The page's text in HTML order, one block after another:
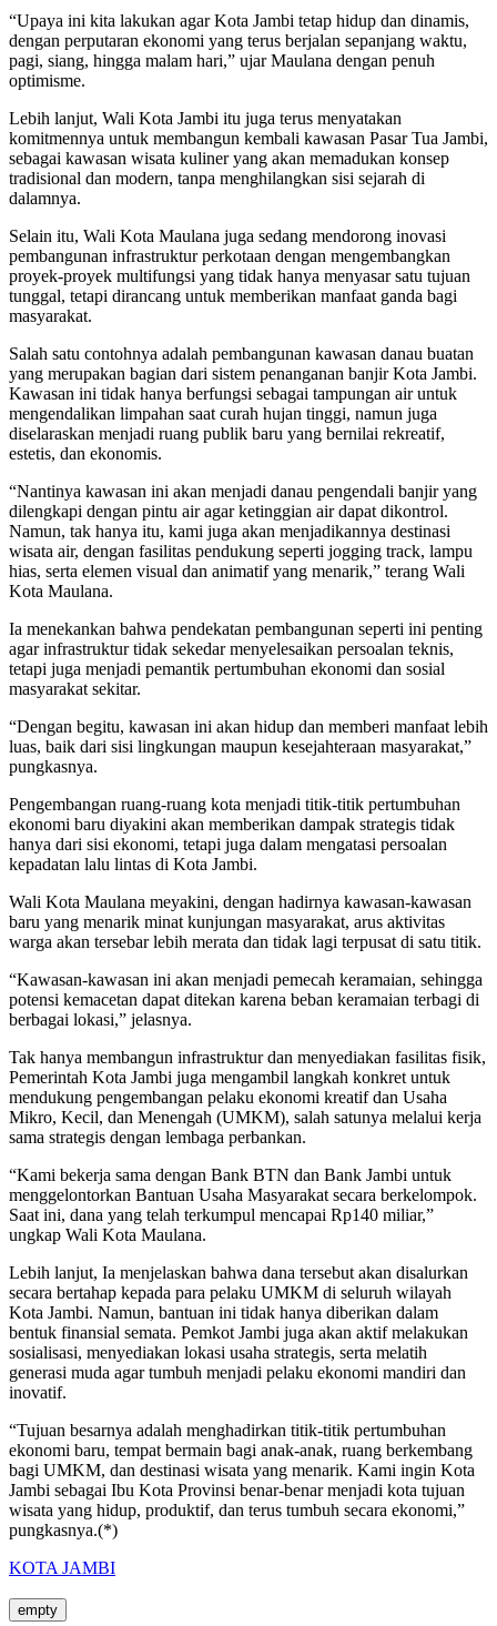
“Upaya ini kita lakukan agar Kota Jambi tetap hidup dan dinamis,
dengan perputaran ekonomi yang terus berjalan sepanjang waktu,
pagi, siang, hingga malam hari,” ujar Maulana dengan penuh
optimisme.
Lebih lanjut, Wali Kota Jambi itu juga terus menyatakan
komitmennya untuk membangun kembali kawasan Pasar Tua Jambi,
sebagai kawasan wisata kuliner yang akan memadukan konsep
tradisional dan modern, tanpa menghilangkan sisi sejarah di
dalamnya.
Selain itu, Wali Kota Maulana juga sedang mendorong inovasi
pembangunan infrastruktur perkotaan dengan mengembangkan
proyek-proyek multifungsi yang tidak hanya menyasar satu tujuan
tunggal, tetapi dirancang untuk memberikan manfaat ganda bagi
masyarakat.
Salah satu contohnya adalah pembangunan kawasan danau buatan
yang merupakan bagian dari sistem penanganan banjir Kota Jambi.
Kawasan ini tidak hanya berfungsi sebagai tampungan air untuk
mengendalikan limpahan saat curah hujan tinggi, namun juga
diselaraskan menjadi ruang publik baru yang bernilai rekreatif,
estetis, dan ekonomis.
“Nantinya kawasan ini akan menjadi danau pengendali banjir yang
dilengkapi dengan pintu air agar ketinggian air dapat dikontrol.
Namun, tak hanya itu, kami juga akan menjadikannya destinasi
wisata air, dengan fasilitas pendukung seperti jogging track, lampu
hias, serta elemen visual dan animatif yang menarik,” terang Wali
Kota Maulana.
Ia menekankan bahwa pendekatan pembangunan seperti ini penting
agar infrastruktur tidak sekedar menyelesaikan persoalan teknis,
tetapi juga menjadi pemantik pertumbuhan ekonomi dan sosial
masyarakat sekitar.
“Dengan begitu, kawasan ini akan hidup dan memberi manfaat lebih
luas, baik dari sisi lingkungan maupun kesejahteraan masyarakat,”
pungkasnya.
Pengembangan ruang-ruang kota menjadi titik-titik pertumbuhan
ekonomi baru diyakini akan memberikan dampak strategis tidak
hanya dari sisi ekonomi, tetapi juga dalam mengatasi persoalan
kepadatan lalu lintas di Kota Jambi.
Wali Kota Maulana meyakini, dengan hadirnya kawasan-kawasan
baru yang menarik minat kunjungan masyarakat, arus aktivitas
warga akan tersebar lebih merata dan tidak lagi terpusat di satu titik.
“Kawasan-kawasan ini akan menjadi pemecah keramaian, sehingga
potensi kemacetan dapat ditekan karena beban keramaian terbagi di
berbagai lokasi,” jelasnya.
Tak hanya membangun infrastruktur dan menyediakan fasilitas fisik,
Pemerintah Kota Jambi juga mengambil langkah konkret untuk
mendukung pengembangan pelaku ekonomi kreatif dan Usaha
Mikro, Kecil, dan Menengah (UMKM), salah satunya melalui kerja
sama strategis dengan lembaga perbankan.
“Kami bekerja sama dengan Bank BTN dan Bank Jambi untuk
menggelontorkan Bantuan Usaha Masyarakat secara berkelompok.
Saat ini, dana yang telah terkumpul mencapai Rp140 miliar,”
ungkap Wali Kota Maulana.
Lebih lanjut, Ia menjelaskan bahwa dana tersebut akan disalurkan
secara bertahap kepada para pelaku UMKM di seluruh wilayah
Kota Jambi. Namun, bantuan ini tidak hanya diberikan dalam
bentuk finansial semata. Pemkot Jambi juga akan aktif melakukan
sosialisasi, menyediakan lokasi usaha strategis, serta melatih
generasi muda agar tumbuh menjadi pelaku ekonomi mandiri dan
inovatif.
“Tujuan besarnya adalah menghadirkan titik-titik pertumbuhan
ekonomi baru, tempat bermain bagi anak-anak, ruang berkembang
bagi UMKM, dan destinasi wisata yang menarik. Kami ingin Kota
Jambi sebagai Ibu Kota Provinsi benar-benar menjadi kota tujuan
wisata yang hidup, produktif, dan terus tumbuh secara ekonomi,”
pungkasnya.(*)
KOTA JAMBI
empty